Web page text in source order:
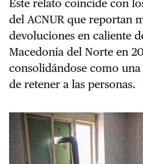
Este relato coincide con
del ACNUR que reportan
devoluciones en caliente
Macedonia del Norte en
consolidándose como
de retener a las personas.